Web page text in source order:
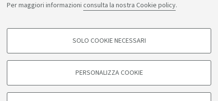
Per maggiori informazioni consulta la nostra Cookie policy.
COOKIE DI PROFILAZIONE - FACOLTATIVI
degli utenti, creare profili in base al loro comportamento sul sito, per analisi
di marketing.
SOLO COOKIE NECESSARI
PERSONALIZZA COOKIE
Bologna - Via Zamboni, 33 - 40126 Bologna - PI: 01131710376 -
CF: 80007010376